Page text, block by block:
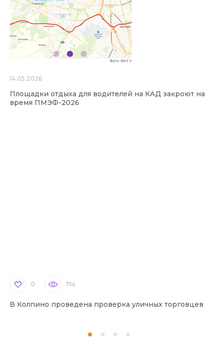
14.05.2026
Площадки отдыха для водителей на КАД закроют на
время ПМЭФ-2026
0 714
В Колпино проведена проверка уличных торговцев